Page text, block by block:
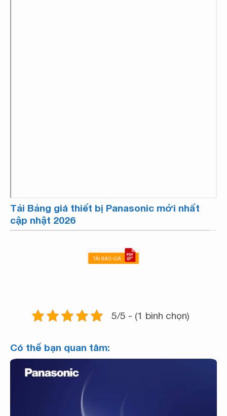
Tải Bảng giá thiết bị Panasonic mới nhất
cập nhật 2026
5/5 - (1 bình chọn)
Có thể bạn quan tâm: